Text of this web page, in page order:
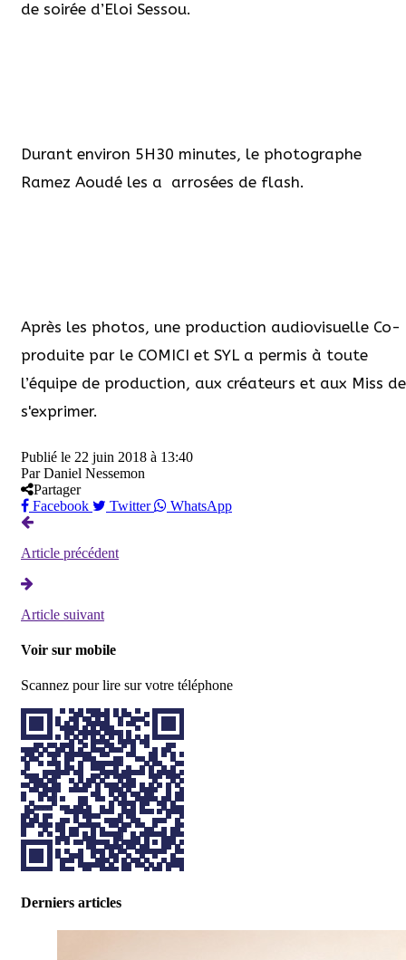
de soirée d’Eloi Sessou.
Durant environ 5H30 minutes, le photographe
Ramez Aoudé les a arrosées de flash.
Après les photos, une production audiovisuelle Co-
produite par le COMICI et SYL a permis à toute
l’équipe de production, aux créateurs et aux Miss de
s'exprimer.
Publié le 22 juin 2018 à 13:40
Par Daniel Nessemon
Partager
Facebook
Twitter WhatsApp
Article précédent
Article suivant
Voir sur mobile
Scannez pour lire sur votre téléphone
Derniers articles